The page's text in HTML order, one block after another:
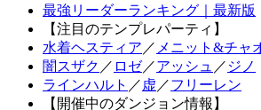
最強リーダーランキング｜最新版
【注目のテンプレパーティ】
水着ヘスティア ／ メニット&チャ
闇スザク ／ ロゼ／アッシュ ／ ジノ
ラインハルト ／ 虚 ／フリーレン
【開催中のダンジョン情報】